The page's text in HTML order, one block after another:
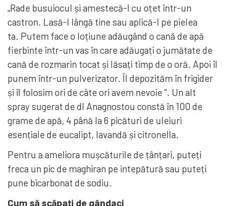
„Rade busuiocul și amestecă-l cu oțet într-un
castron. Lasă-l lângă tine sau aplică-l pe pielea
ta. Putem face o loțiune adăugând o cană de apă
fierbinte într-un vas în care adăugați o jumătate de
cană de rozmarin tocat și lăsați timp de o oră. Apoi îl
punem într-un pulverizator. Îl depozităm în frigider
și îl folosim ori de câte ori avem nevoie ”. Un alt
spray sugerat de dl Anagnostou constă în 100 de
grame de apă, 4 până la 6 picături de uleiuri
esențiale de eucalipt, lavandă și citronella.
Pentru a ameliora mușcăturile de țânțari, puteți
freca un pic de maghiran pe intepătură sau puteți
pune bicarbonat de sodiu.
Cum să scăpați de gândaci